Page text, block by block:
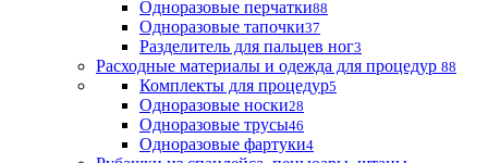
Одноразовые перчатки88
Одноразовые тапочки37
Разделитель для пальцев ног3
Расходные материалы и одежда для процедур 88
Комплекты для процедур5
Одноразовые носки28
Одноразовые трусы46
Одноразовые фартуки4